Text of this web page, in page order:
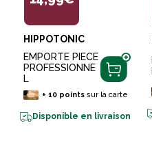
HIPPOTONIC
EMPORTE PIECE
PROFESSIONNE
L
+10 points sur la carte
Disponible en livraison